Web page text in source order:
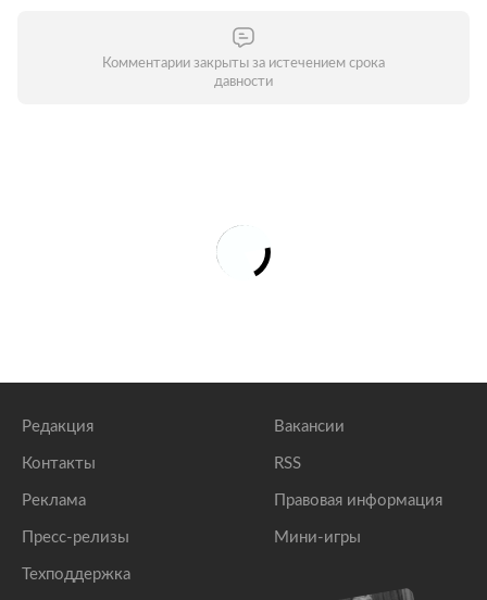
Комментарии закрыты за истечением срока
давности
Редакция
Контакты
Реклама
Пресс-релизы
Техподдержка
Вакансии
RSS
Правовая информация
Мини-игры